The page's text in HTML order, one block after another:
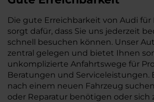
Die gute Erreichbarkeit von Audi
sorgt dafür, dass Sie uns jederzeit
schnell besuchen können. Unser
zentral gelegen und bietet Ihnen
unkomplizierte Anfahrtswege für
Beratungen und Serviceleistungen.
nach einem neuen Fahrzeug
oder Reparatur benötigen oder sich